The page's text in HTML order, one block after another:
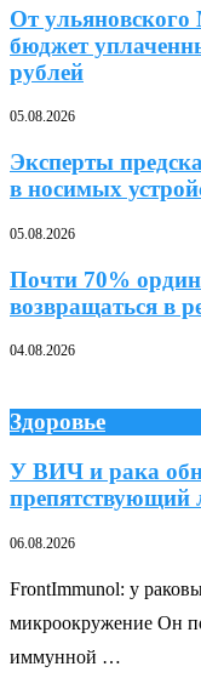
От
бюджет
рублей
05.08.2026
Эксперты
в носимых
05.08.2026
Почти 70%
возвращаться в
04.08.2026
Здоровье
У ВИЧ и рака
препятствующий
06.08.2026
FrontImmunol: у
микроокружение Он
иммунной …